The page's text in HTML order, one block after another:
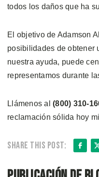
todos los daños que ha
El objetivo de Adamson
posibilidades de obtener
nuestra ayuda, puede
representamos durante
Llámenos al (800) 310-
reclamación sólida hoy
Share this post: